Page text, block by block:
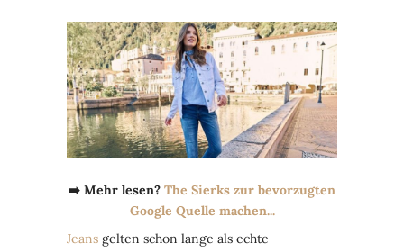
➡️ Mehr lesen? The Sierks zur bevorzugten
Google Quelle machen...
Jeans gelten schon lange als echte